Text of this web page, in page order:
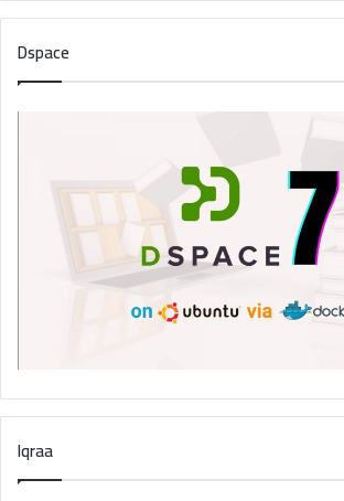
Dspace
Iqraa